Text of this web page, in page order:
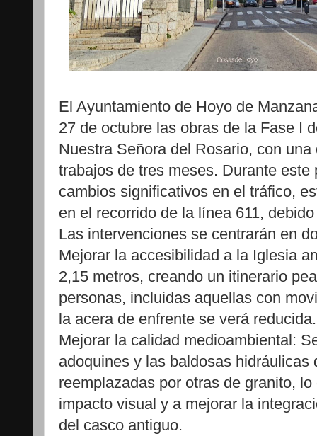
El Ayuntamiento de Hoyo de
27 de octubre las obras de la Fase I
Nuestra Señora del Rosario, con
trabajos de tres meses. Durante
cambios significativos en el tráfico,
en el recorrido de la línea 611,
Las intervenciones se centrarán en
Mejorar la accesibilidad a la Iglesia
2,15 metros, creando un itinerario
personas, incluidas aquellas con
la acera de enfrente se verá reducida.
Mejorar la calidad medioambiental:
adoquines y las baldosas hidráulicas
reemplazadas por otras de granito,
impacto visual y a mejorar la
del casco antiguo.